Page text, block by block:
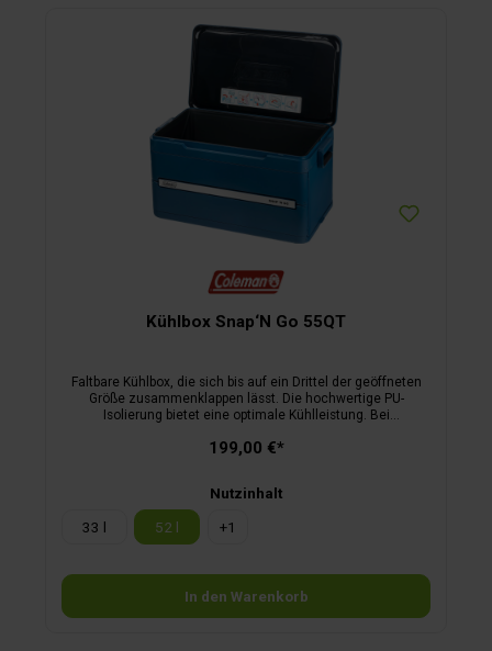
Kühlbox Snap‘N Go 55QT
Faltbare Kühlbox, die sich bis auf ein Drittel der geöffneten
Größe zusammenklappen lässt. Die hochwertige PU-
Isolierung bietet eine optimale Kühlleistung. Bei
zusammengeklappt und platzsparend verstaut werden. Die
Griffe für einen leichten Transport.
199,00 €*
Nutzinhalt
33 l
52 l +1
In den Warenkorb